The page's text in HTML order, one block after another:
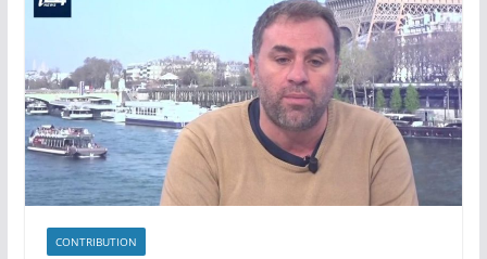
CONTRIBUTION